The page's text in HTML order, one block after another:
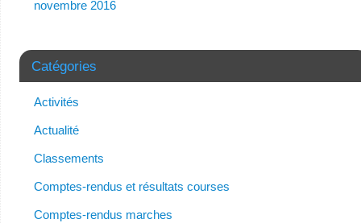
novembre 2016
Catégories
Activités
Actualité
Classements
Comptes-rendus et résultats courses
Comptes-rendus marches